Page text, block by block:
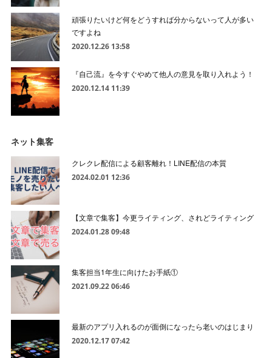
頑張りたいけど何をどうすれば分からないって人が多い
ですよね
2020.12.26 13:58
『自己流』を今すぐやめて他人の意見を取り入れよう！
2020.12.14 11:39
ネット集客
クレクレ配信による顧客離れ！LINE配信の本質
2024.02.01 12:36
【文章で集客】今更ライティング、されどライティング
2024.01.28 09:48
集客担当1年生に向けたお手紙①
2021.09.22 06:46
最新のアプリ入れるのが面倒になったら老いのはじまり
2020.12.17 07:42